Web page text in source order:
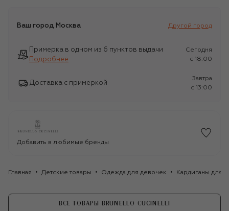
Ваш город Москва Другой город
Примерка в одном из 6 пунктов выдачи
Подробнее
Сегодня
c 18:00
Доставка с примеркой
Завтра
c 13:00
Добавить в любимые бренды
Главная Детские товары Одежда для девочек Кардиганы для
ВСЕ ТОВАРЫ BRUNELLO CUCINELLI